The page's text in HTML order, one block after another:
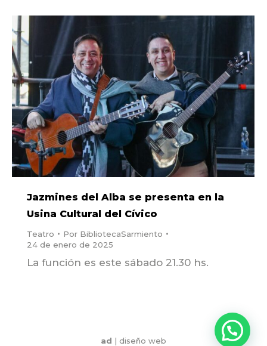
Jazmines del Alba se presenta en la
Usina Cultural del Cívico
Teatro Por BibliotecaSarmiento
24 de enero de 2025
La función es este sábado 21.30 hs.
ad | diseño web